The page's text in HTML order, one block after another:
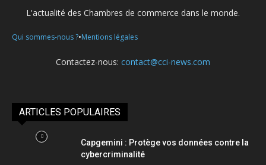
L'actualité des Chambres de commerce dans le monde.
Qui sommes-nous ?•Mentions légales
Contactez-nous: contact@cci-news.com
ARTICLES POPULAIRES
Capgemini : Protège vos données contre la
cybercriminalité